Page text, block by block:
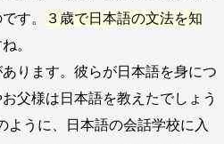
す。
３歳で日本語の文法を知
。
ります。彼らが日本語を身につ
父様は日本語を教えたでしょう
ように、日本語の会話学校に入